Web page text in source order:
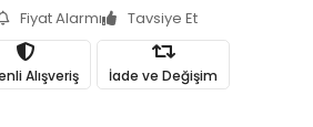
Fiyat Alarmı Tavsiye Et
Alışveriş İade ve Değişim